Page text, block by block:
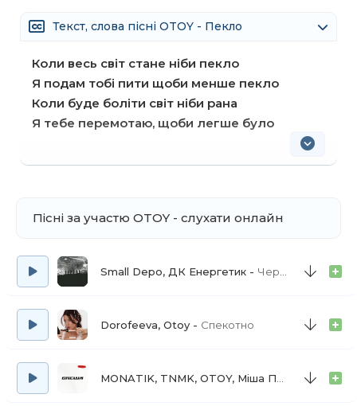
Текст, слова пісні OTOY - Пекло
Коли весь світ стане ніби пекло
Я подам тобі пити щоби менше пекло
Коли буде боліти світ ніби рана
Я тебе перемотаю, щоби легше було
Пісні за участю OTOY - слухати онлайн
Small Depo, ДК Енергетик Черга
Dorofeeva, Otoy Спекотно